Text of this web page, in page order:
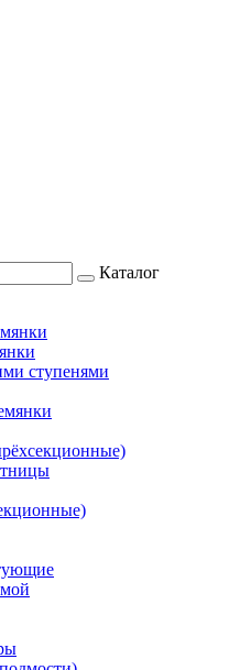
Каталог
ступенями